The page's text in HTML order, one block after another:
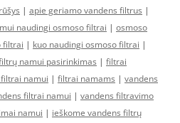
| apie geriamo vandens filtrus |
naudingi osmoso filtrai | osmoso
filtrai | kuo naudingi osmoso filtrai |
namui pasirinkimas | filtrai
namui | filtrai namams | vandens
filtrai namui | vandens filtravimo
namui | ieškome vandens filtrų